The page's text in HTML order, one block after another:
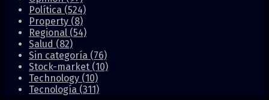
Política (524)
Property (8)
Regional (54)
Salud (82)
Sin categoría (76)
Stock-market (10)
Technology (10)
Tecnología (311)